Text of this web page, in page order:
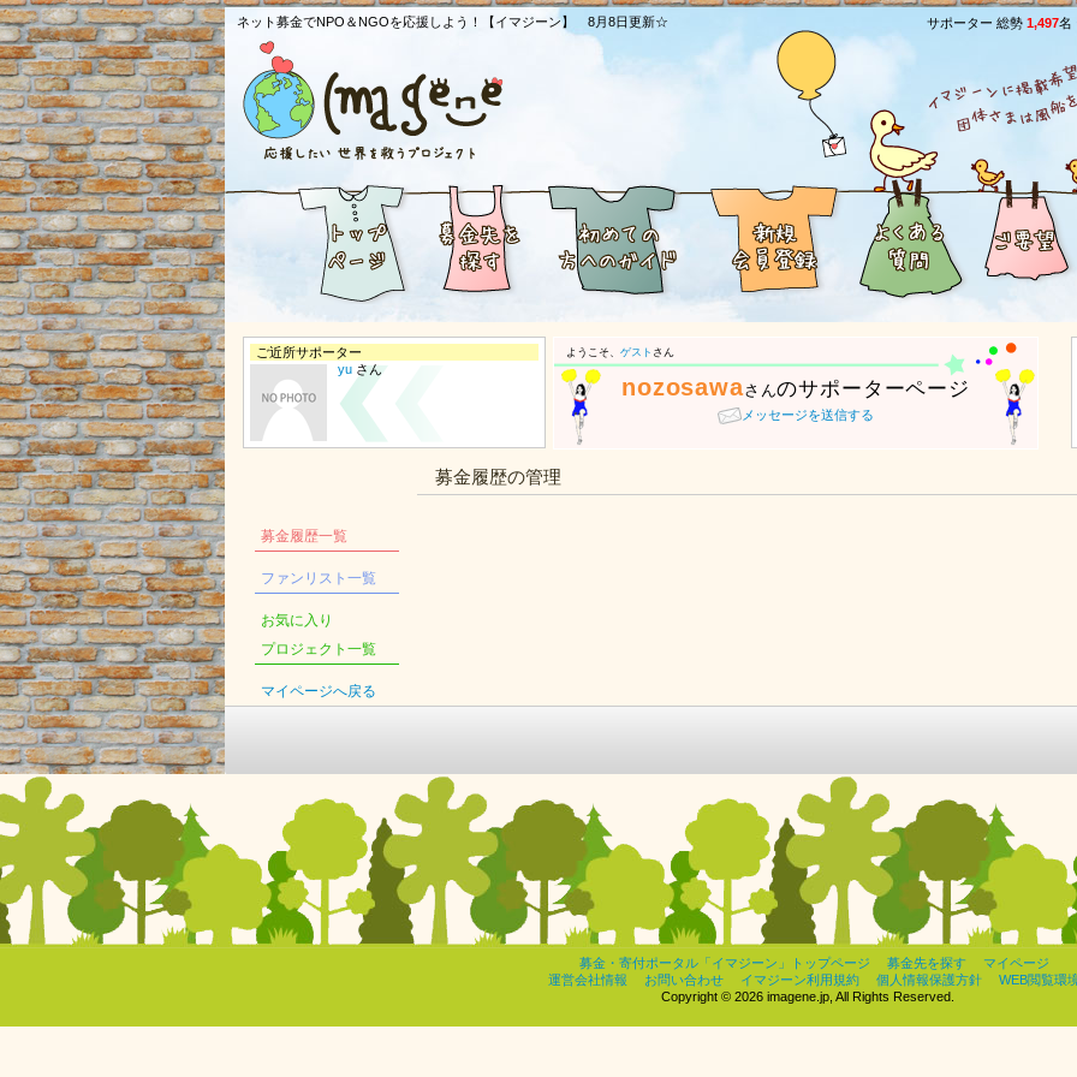
ネット募金でNPO＆NGOを応援しよう！【イマジーン】 8月8日更新☆ サポーター 総勢 1,497名
ご近所サポーター
yu さん
ようこそ、 ゲスト さん
nozosawaさんのサポーターページ
メッセージを送信する
募金履歴一覧
ファンリスト一覧
お気に入り
プロジェクト一覧
マイページへ戻る
募金履歴の管理
募金・寄付ポータル「イマジーン」トップページ 募金先を探す
マイページ
運営会社情報
お問い合わせ イマジーン利用規約 個人情報保護方針
WEB閲覧環
Copyright © 2026 imagene.jp, All Rights Reserved.